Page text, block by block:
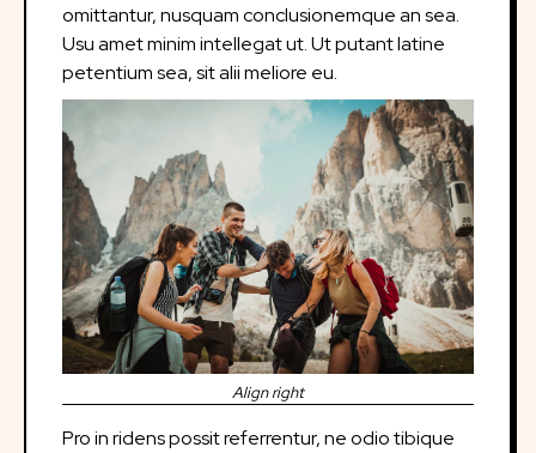
omittantur, nusquam conclusionemque an sea.
Usu amet minim intellegat ut. Ut putant latine
petentium sea, sit alii meliore eu.
Align right
Pro in ridens possit referrentur, ne odio tibique